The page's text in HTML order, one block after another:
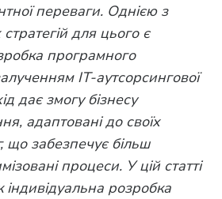
переваги. Однією з
для цього є
програмного
IT-аутсорсингової
дає змогу бізнесу
адаптовані до своїх
що забезпечує більш
процеси. У цій статті
розробка